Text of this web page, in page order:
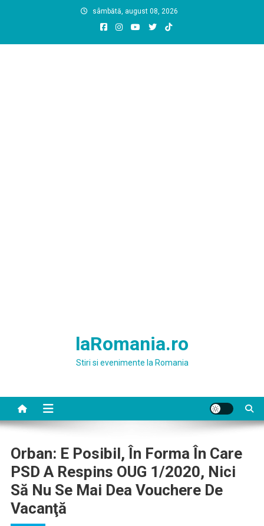
sâmbătă, august 08, 2026
laRomania.ro
Stiri si evenimente la Romania
Orban: E Posibil, În Forma În Care
PSD A Respins OUG 1/2020, Nici
Să Nu Se Mai Dea Vouchere De
Vacanţă